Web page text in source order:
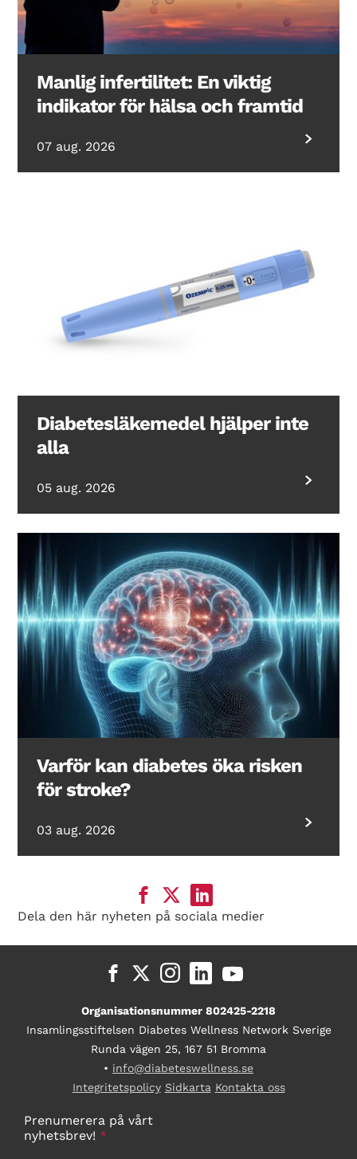
Manlig infertilitet: En viktig
indikator för hälsa och framtid
07 aug. 2026
Diabetesläkemedel hjälper inte
alla
05 aug. 2026
Varför kan diabetes öka risken
för stroke?
03 aug. 2026
Dela den här nyheten på sociala medier
Organisationsnummer 802425-2218
Insamlingsstiftelsen Diabetes Wellness Network Sverige
Runda vägen 25, 167 51 Bromma
• info@diabeteswellness.se
Integritetspolicy Sidkarta Kontakta oss
Prenumerera på vårt
nyhetsbrev! *